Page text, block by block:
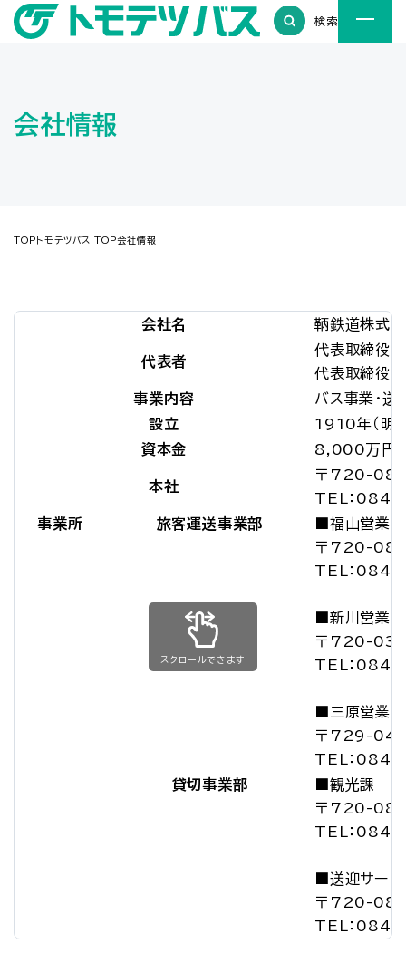
検索
会社情報
TOP トモテツバス TOP会社情報
会社名 鞆鉄道株式
代表者
代表取締役
代表取締役
事業内容
バス事業・送
設立
1910年（明
資本金
8,000万円
本社
〒720-
TEL：
事業所
旅客運送事業部
■福山営業所
〒720-
TEL：
■新川営業所
〒720-
TEL：
■三原営業所
〒729-
TEL：
貸切事業部
■観光課
〒720-
TEL：
■送迎サー
〒720-
TEL：
スクロールできます